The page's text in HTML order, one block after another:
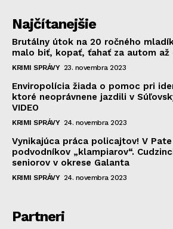
Najčítanejšie
Brutálny útok na 20 ročného
malo biť, kopať, ťahať za autom až
KRIMI SPRÁVY 23. novembra 2023
Enviropolícia žiada o pomoc pri
ktoré neoprávnene jazdili v
VIDEO
KRIMI SPRÁVY 24. novembra 2023
Vynikajúca práca policajtov! V
podvodníkov „klampiarov“.
seniorov v okrese Galanta
KRIMI SPRÁVY 24. novembra 2023
Partneri